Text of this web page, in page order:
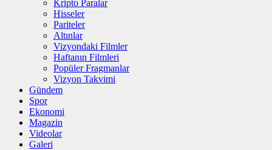
Kripto Paralar
Hisseler
Pariteler
Altınlar
Vizyondaki Filmler
Haftanın Filmleri
Popüler Fragmanlar
Vizyon Takvimi
Gündem
Spor
Ekonomi
Magazin
Videolar
Galeri